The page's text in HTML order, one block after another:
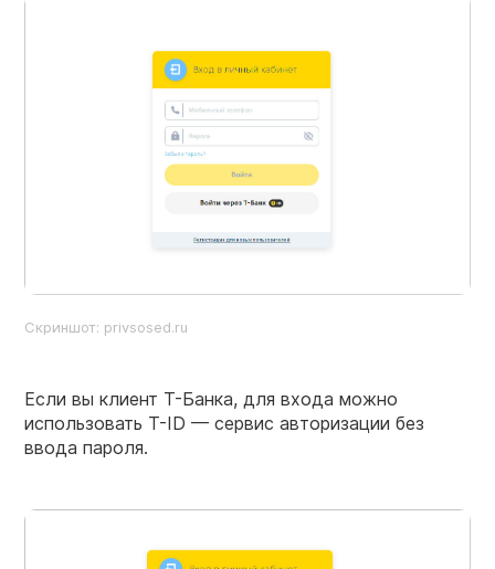
Скриншот: privsosed.ru
Если вы клиент Т-Банка, для входа можно
использовать T-ID — сервис авторизации без
ввода пароля.